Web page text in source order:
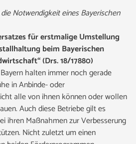
Notwendigkeit eines Bayerischen
für erstmalige Umstellung
beim Bayerischen
(Drs. 18/17880)
halten immer noch gerade
in Anbinde- oder
alle von ihnen können oder wollen
Auch diese Betriebe gilt es
ihren Maßnahmen zur Verbesserung
Nicht zuletzt um einen